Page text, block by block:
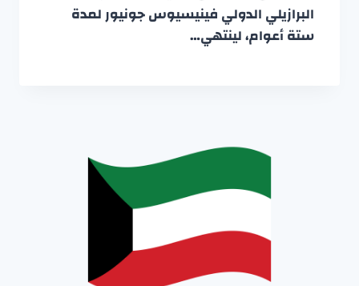
البرازيلي الدولي فينيسيوس جونيور لمدة
ستة أعوام، لينتهي…